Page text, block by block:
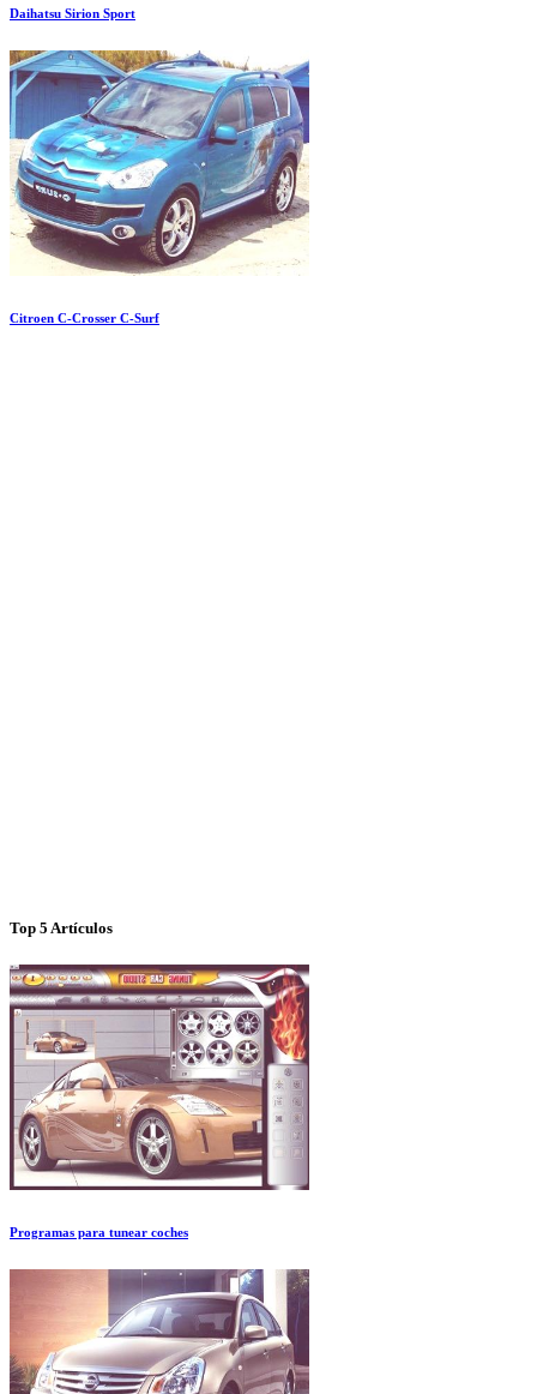
Daihatsu Sirion Sport
Citroen C-Crosser C-Surf
Top 5 Artículos
Programas para tunear coches